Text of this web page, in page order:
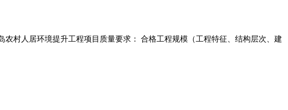
村人居环境提升工程项目质量要求： 合格工程规模（工程特征、结构层次、建